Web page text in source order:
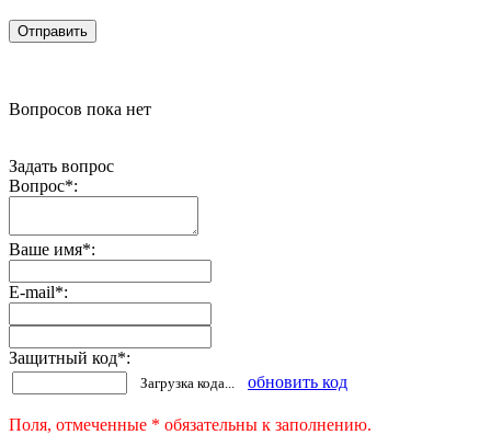
Вопросов пока нет
Задать вопрос
Вопрос*:
Ваше имя*:
E-mail*:
Защитный код*:
Загрузка кода... обновить код
Поля, отмеченные * обязательны к заполнению.